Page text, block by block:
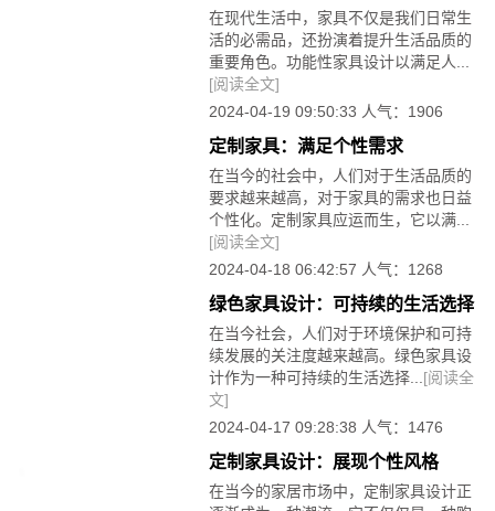
在现代生活中，家具不仅是我们日常生
活的必需品，还扮演着提升生活品质的
重要角色。功能性家具设计以满足人...
[阅读全文]
2024-04-19 09:50:33 人气：1906
定制家具：满足个性需求
在当今的社会中，人们对于生活品质的
要求越来越高，对于家具的需求也日益
个性化。定制家具应运而生，它以满...
[阅读全文]
2024-04-18 06:42:57 人气：1268
绿色家具设计：可持续的生活选择
在当今社会，人们对于环境保护和可持
续发展的关注度越来越高。绿色家具设
计作为一种可持续的生活选择... [阅读全
文]
2024-04-17 09:28:38 人气：1476
定制家具设计：展现个性风格
在当今的家居市场中，定制家具设计正